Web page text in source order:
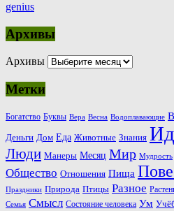
genius
Архивы
Архивы
Метки
Богатство Буквы Вера Весна Водоплавающие
Деньги Дом Еда Животные Знания
Люди Манеры Месяц Мир Мудрость
Общество Отношения Пища
Праздники Природа Птицы Разное
Семья Смысл Состояние человека Ум